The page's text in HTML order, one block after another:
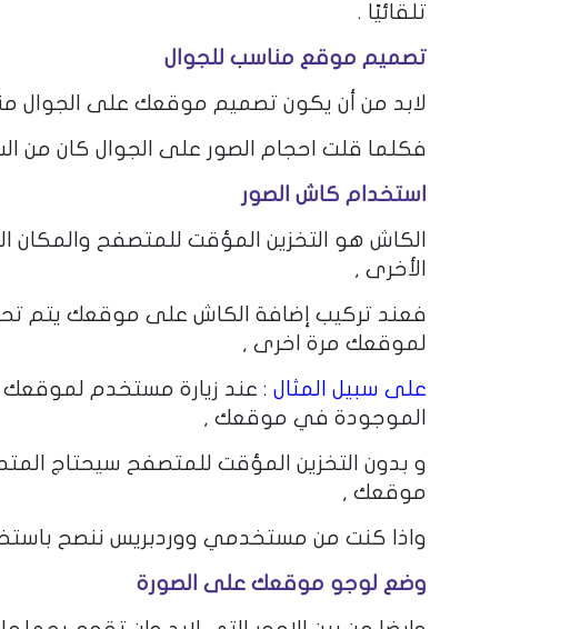
تلقائيًا .
تصميم موقع مناسب للجوال
لابد من أن يكون تصميم موقعك على الجوال
فكلما قلت احجام الصور على الجوال كان
استخدام كاش الصور
الكاش هو التخزين المؤقت للمتصفح
الأخرى ,
فعند تركيب إضافة الكاش على موقعك يتم
لموقعك مرة اخرى ,
على سبيل المثال : عند زيارة مستخدم
الموجودة في موقعك ,
و بدون التخزين المؤقت للمتصفح سيحتاج
موقعك ,
واذا كنت من مستخدمي ووردبريس ننصح
وضع لوجو موقعك على الصورة